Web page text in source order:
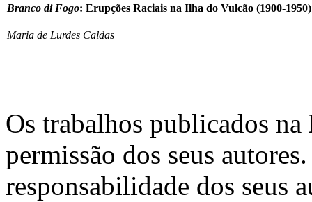
Branco di Fogo: Erupções Raciais na Ilha do Vulcão (1900-1950)
Maria de Lurdes Caldas
Os trabalhos publicados na
permissão dos seus
responsabilidade dos seus